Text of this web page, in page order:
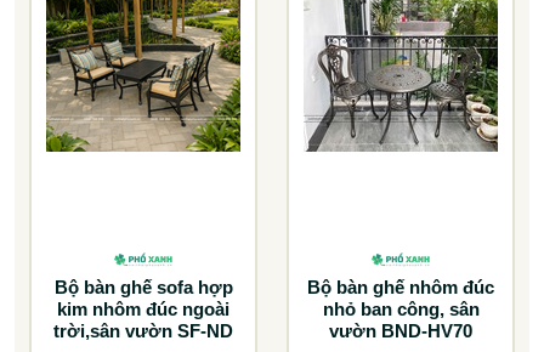
Bộ bàn ghế sofa hợp
kim nhôm đúc ngoài
trời,sân vườn SF-ND
Bộ bàn ghế nhôm đúc
nhỏ ban công, sân
vườn BND-HV70